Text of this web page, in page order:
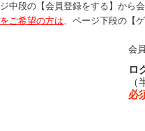
中段の【会員登録をする】から
ご希望の方は、ページ下段の【
会
ロ
必